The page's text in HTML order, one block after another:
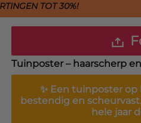
TOT 30%!
Tuinposter – haarscherp
✨ Een tuinposterop
bestendig en scheurvast
hele jaar